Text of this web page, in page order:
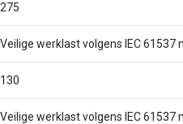
275
Veilige werklast volgens IEC
130
Veilige werklast volgens IEC